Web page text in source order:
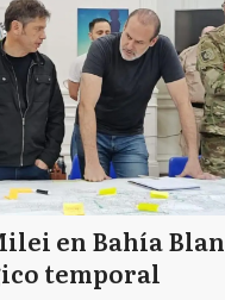
en Bahía
temporal